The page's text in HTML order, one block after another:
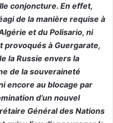
conjoncture. En effet,
de la manière requise à
et du Polisario, ni
provoqués à Guergarate,
la Russie envers la
de la souveraineté
encore au blocage par
d’un nouvel
Général des Nations